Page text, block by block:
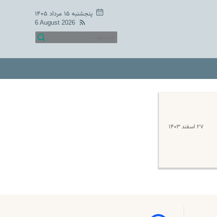
پنجشنبه ۱۵ مرداد ۱۴۰۵
6 August 2026
۲۷ اسفند ۱۴۰۳